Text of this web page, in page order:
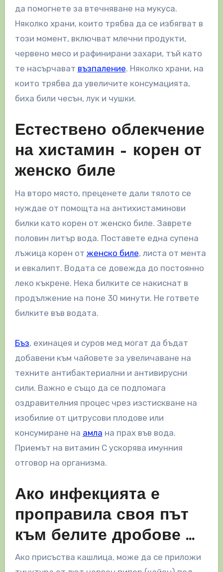
да помогнете за втечняване на мукуса.
Няколко храни, които трябва да се избягват в
този момент, включват млечни продукти,
червено месо и рафинирани захари, тъй като
те насърчават възпаление. Няколко храни, на
които трябва да увеличите консумацията,
биха били чесън, лук и чушки.
Естествено облекчение
на хистамин – корен от
женско биле
На второ място, преценете дали тялото се
нуждае от помощта на антихистаминови
билки като корен от женско биле. Заврете
половин литър вода. Поставете една супена
лъжица корен от женско биле, листа от мента
и евкалипт. Водата се довежда до постоянно
леко къкрене. Нека билките се накиснат в
продължение на поне 30 минути. Не гответе
билките във водата.
Бъз, ехинацея и суров мед могат да бъдат
добавени към чайовете за увеличаване на
техните антибактериални и антивирусни
сили. Важно е също да се подпомага
оздравителния процес чрез изстискване на
изобилие от цитрусови плодове или
консумиране на амла на прах във вода.
Приемът на витамин С ускорява имунния
отговор на организма.
Ако инфекцията е
проправила своя път
към белите дробове …
Ако присъства кашлица, може да се приложи